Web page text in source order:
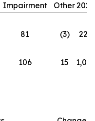
Impairment Other2025
81 (3)
220
106 15 1,016